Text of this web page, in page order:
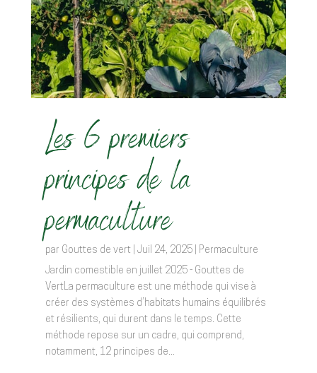
Les 6 premiers
principes de la
permaculture
par Gouttes de vert| Juil 24, 2025|
Permaculture
Jardin comestible en juillet 2025 - Gouttes de
VertLa permaculture est une méthode qui vise à
créer des systèmes d’habitats humains équilibrés
et résilients, qui durent dans le temps. Cette
méthode repose sur un cadre, qui comprend,
notamment, 12 principes de...